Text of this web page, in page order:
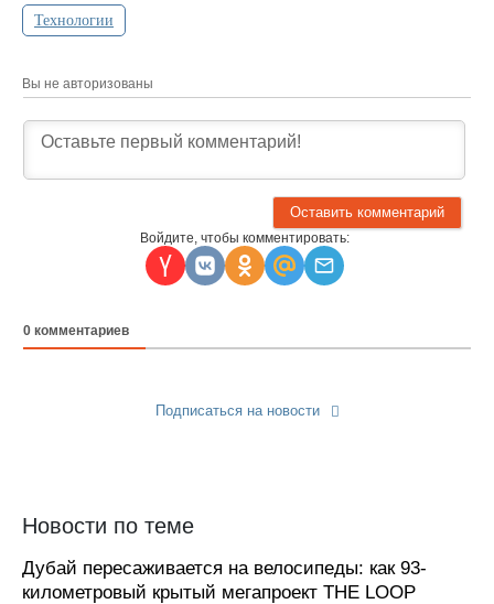
Технологии
Вы не авторизованы
Войдите, чтобы комментировать:
0 комментариев
Подписаться на новости
Новости по теме
Дубай пересаживается на велосипеды: как 93-
километровый крытый мегапроект THE LOOP